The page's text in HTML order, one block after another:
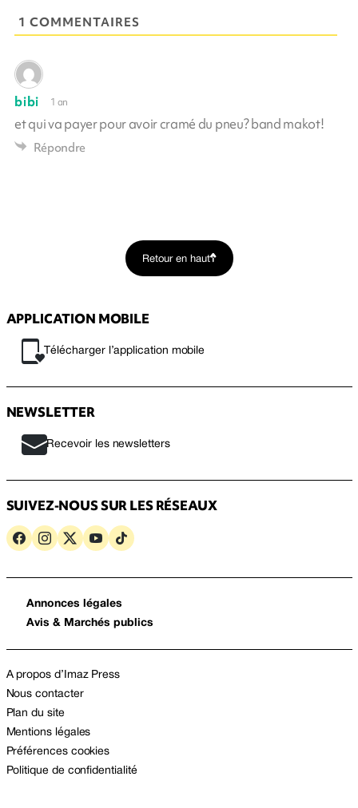
1 COMMENTAIRES
bibi 1 an
et qui va payer pour avoir cramé du pneu? band makot!
Répondre
Retour en haut
APPLICATION MOBILE
Télécharger l’application mobile
NEWSLETTER
Recevoir les newsletters
SUIVEZ-NOUS SUR LES RÉSEAUX
Annonces légales
Avis & Marchés publics
A propos d’Imaz Press
Nous contacter
Plan du site
Mentions légales
Préférences cookies
Politique de confidentialité